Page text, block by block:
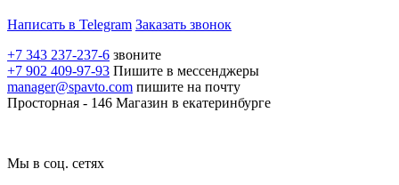
Написать в Telegram Заказать звонок
+7 343 237-237-6 звоните
+7 902 409-97-93 Пишите в мессенджеры
manager@spavto.com пишите на почту
Просторная - 146 Магазин в екатеринбурге
Мы в соц. сетях